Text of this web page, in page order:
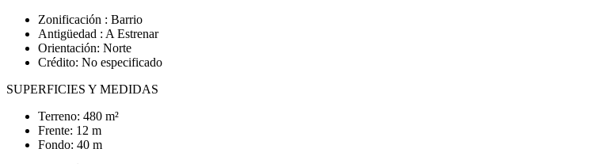
Zonificación : Barrio
Antigüedad : A Estrenar
Orientación: Norte
Crédito: No especificado
SUPERFICIES Y MEDIDAS
Terreno: 480 m²
Frente: 12 m
Fondo: 40 m